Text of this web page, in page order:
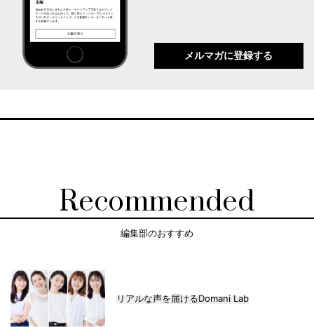
メルマガに登録する
Recommended
編集部のおすすめ
リアルな声を届けるDomani Lab